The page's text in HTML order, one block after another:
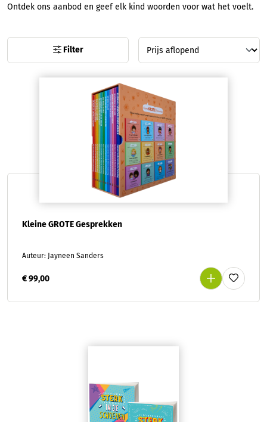
Ontdek ons aanbod en geef elk kind woorden voor wat het voelt.
Filter
Kleine GROTE Gesprekken
Auteur: Jayneen Sanders
€ 99,00